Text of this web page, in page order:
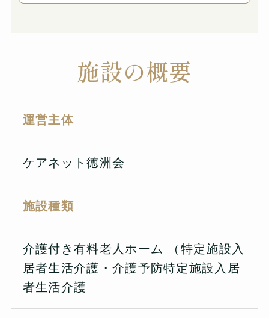
施設の概要
運営主体
ケアネット徳洲会
施設種類
介護付き有料老人ホーム （特定施設入
居者生活介護・介護予防特定施設入居
者生活介護